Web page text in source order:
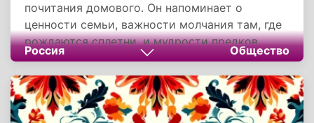
почитания домового. Он напоминает о
ценности семьи, важности молчания там, где
рождаются сплетни, и мудрости предков,
читавших будущее в природных знаках. Даже
сегодня этот праздник учит беречь домашний
очаг — не как место, а как пространство
доверия и защиты.
Россия Общество